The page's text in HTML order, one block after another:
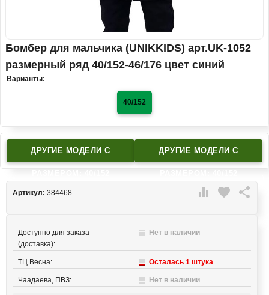
Бомбер для мальчика (UNIKKIDS) арт.UK-1052
размерный ряд 40/152-46/176 цвет синий
Варианты:
40/152
ДРУГИЕ МОДЕЛИ C ДРУГИЕ МОДЕЛИ C
 favorite 
Артикул: 384468
Доступно для заказа
(доставка):
Нет в наличии
ТЦ Весна: Осталась 1 штука
Чаадаева, ПВЗ: Нет в наличии